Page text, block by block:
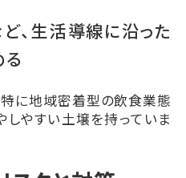
、生活導線に沿った
に地域密着型の飲食業態
しやすい土壌を持っていま